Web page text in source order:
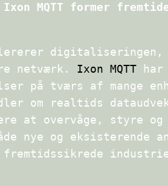
Ixon MQTT former
digitaliseringen,
netværk. Ixon MQTThar
på tværs af mange
om realtids
at overvåge, styre og
nye og eksisterende